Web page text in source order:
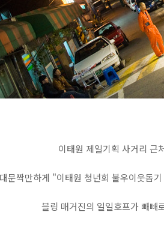
이태원 제일기획 사거리 근
문짝만하게 "이태원 청년회 불우이웃돕
블링 매거진의 일일호프가 빼빼